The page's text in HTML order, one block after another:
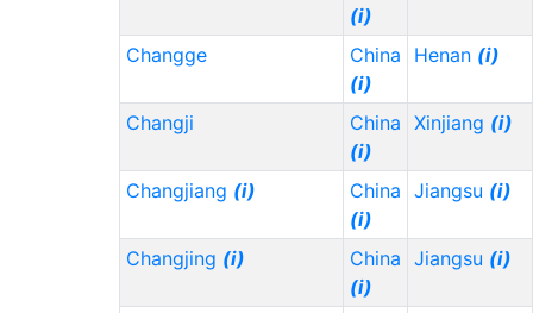
(i)
Changge
China
(i)
Henan (i)
Changji
China
(i)
Xinjiang (i)
Changjiang (i)
China
(i)
Jiangsu (i)
Changjing (i)
China
(i)
Jiangsu (i)